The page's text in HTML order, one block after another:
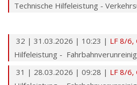
Technische Hilfeleistung -
32 | 31.03.2026 | 10:23 | LF 8/6,
Hilfeleistung -
31 | 28.03.2026 | 09:28 | LF 8/6,